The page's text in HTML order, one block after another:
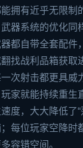
拥有近乎无限制
器系统的优化同
都自带全套配件
找战利品箱获取
次射击都更具威
家就能持续重生
度，大大降低了“
每位玩家空降时
容错空间。